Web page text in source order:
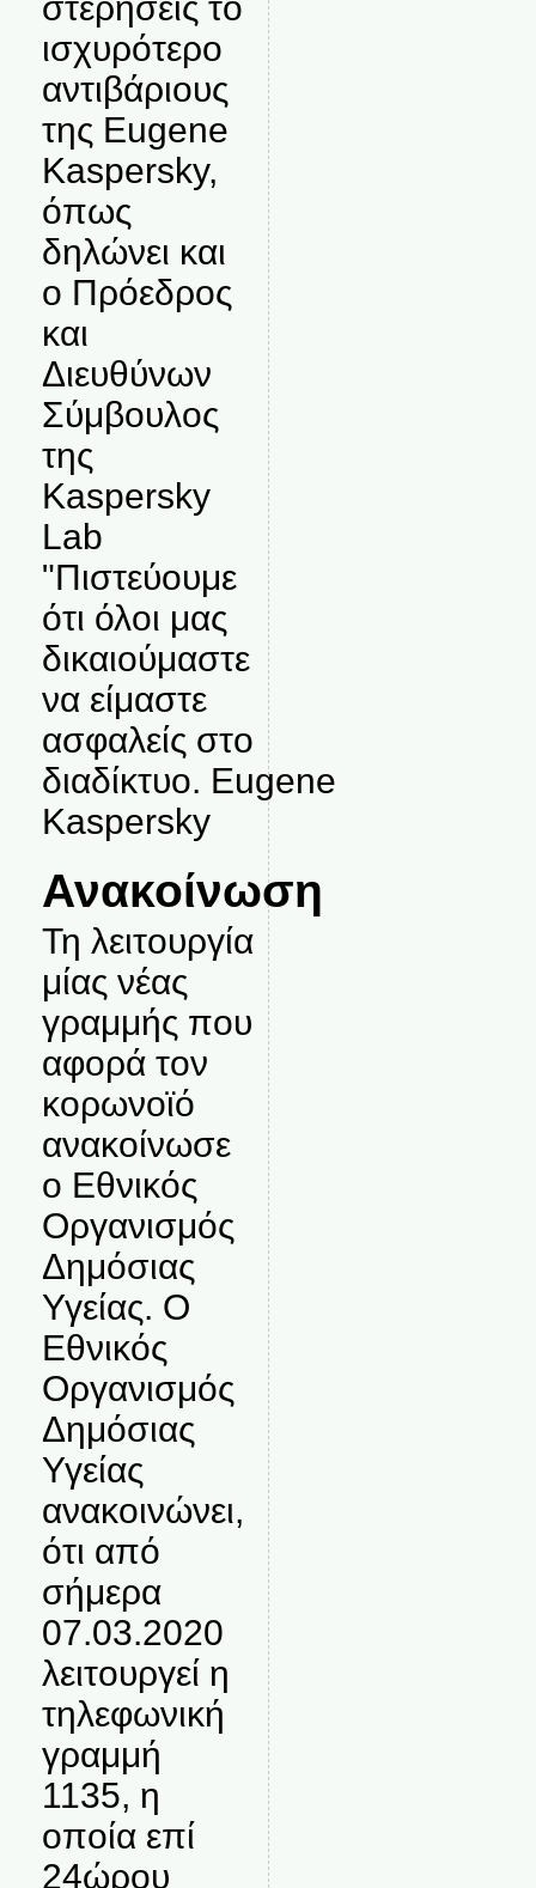
ισχυρότερο
αντιβάριους
της Eugene
Kaspersky,
όπως
δηλώνει και
ο Πρόεδρος
και
Διευθύνων
Σύμβουλος
της
Kaspersky
Lab
"Πιστεύουμε
ότι όλοι μας
δικαιούμαστε
να είμαστε
ασφαλείς στο
διαδίκτυο. Eugene
Kaspersky
Ανακοίνωση
Τη λειτουργία
μίας νέας
γραμμής που
αφορά τον
κορωνοϊό
ανακοίνωσε
ο Εθνικός
Οργανισμός
Δημόσιας
Υγείας. Ο
Εθνικός
Οργανισμός
Δημόσιας
Υγείας
ανακοινώνει,
ότι από
σήμερα
07.03.2020
λειτουργεί η
τηλεφωνική
γραμμή
1135, η
οποία επί
24ώρου